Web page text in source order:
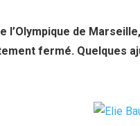
l’Olympique de
fermé. Quelques